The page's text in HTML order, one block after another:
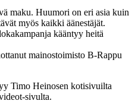
maku. Huumori on eri asia kuin
myös kaikki äänestäjät.
kääntyy heitä
mainostoimisto B-Rappu
Timo Heinosen kotisivuilta
sivulta.